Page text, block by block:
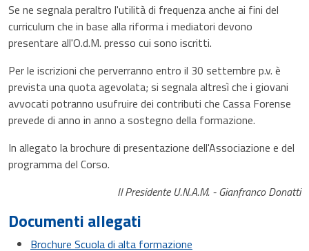
Se ne segnala peraltro l'utilità di frequenza anche ai fini del
curriculum che in base alla riforma i mediatori devono
presentare all'O.d.M. presso cui sono iscritti.
Per le iscrizioni che perverranno entro il 30 settembre p.v. è
prevista una quota agevolata; si segnala altresì che i giovani
avvocati potranno usufruire dei contributi che Cassa Forense
prevede di anno in anno a sostegno della formazione.
In allegato la brochure di presentazione dell'Associazione e del
programma del Corso.
Il Presidente U.N.A.M. - Gianfranco Donatti
Documenti allegati
Brochure Scuola di alta formazione